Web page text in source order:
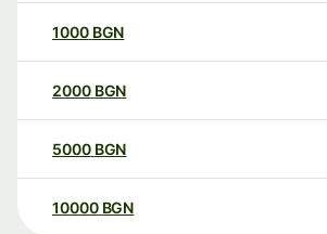
1000 BGN
2000 BGN
5000 BGN
10000 BGN